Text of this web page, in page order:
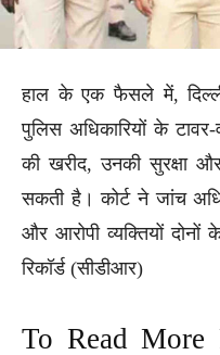
हाल के एक फैसले में, दिल्ली
पुलिस अधिकारियों के
की खरीद, उनकी सुरक्षा
सकती है। कोर्ट ने जांच
और आरोपी व्यक्तियों दोनों
रिकॉर्ड (सीडीआर)
To Read More